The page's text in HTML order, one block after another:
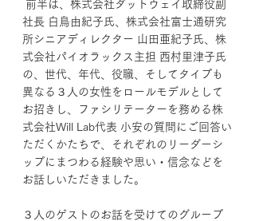
社長 白鳥由紀子氏、株式会社富士通研究
所シニアディレクター 山田亜紀子氏、株
式会社パイオラックス主担 西村里津子氏
の、世代、年代、役職、そしてタイプも
異なる３人の女性をロールモデルとして
お招きし、ファシリテーターを務める株
式会社Will Lab代表 小安の質問にご回答い
ただくかたちで、それぞれのリーダーシ
ップにまつわる経験や思い・信念などを
お話しいただきました。
３人のゲストのお話を受けてのグループ